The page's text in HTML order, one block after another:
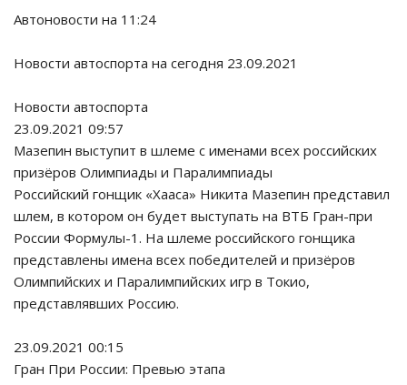
Автоновости на 11:24
Новости автоспорта на сегодня 23.09.2021
Новости автоспорта
23.09.2021 09:57
Мазепин выступит в шлеме с именами всех российских
призёров Олимпиады и Паралимпиады
Российский гонщик «Хааса» Никита Мазепин представил
шлем, в котором он будет выступать на ВТБ Гран-при
России Формулы-1. На шлеме российского гонщика
представлены имена всех победителей и призёров
Олимпийских и Паралимпийских игр в Токио,
представлявших Россию.
23.09.2021 00:15
Гран При России: Превью этапа